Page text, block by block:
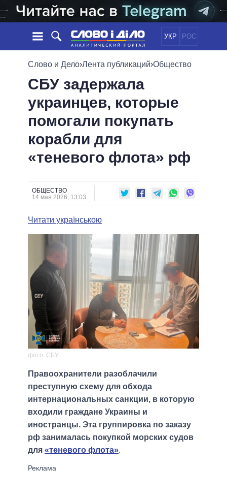
УКР РОС
НОВОСТИ
ЛЕНТА
СОБЫТИЯ
СТАТЬИ
МНЕНИЯ
ОБЗОРЫ
ДАЙДЖЕСТЫ
ПОЛИТИКА
ЭКОНОМИКА
ОБЩЕСТВО
МИР
ОБЕЩАНИЯ
ПОЛИТИКИ
ВСЕ ПОЛИТИКИ
ПРЕЗИДЕНТ И ОФИС
ВЕРХОВНАЯ РАДА
ГЛАВЫ ОБЛАДМИНИСТРАЦИЙ
МЭРЫ
ВСЕ ПЕРСОНЫ
ИНФОГРАФИКА
ВИДЕО
СРАВНЕНИЕ ПОЛИТИКОВ
Слово и Дело›Лента публикаций›Общество
СБУ задержала
украинцев, которые
помогали покупать
корабли для
«теневого флота» рф
ОБЩЕСТВО
14 мая 2026, 13:03
Читати українською
фото: СБУ
Правоохранители разоблачили
преступную схему для обхода
интернациональных санкции, в которую
входили граждане Украины и
иностранцы. Эта группировка по заказу
рф занималась покупкой морских судов
для «теневого флота».